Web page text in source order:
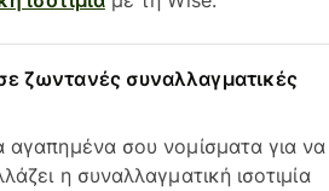
ζωντανές συναλλαγματικές
αγαπημένα σου νομίσματα για να
η συναλλαγματική ισοτιμία